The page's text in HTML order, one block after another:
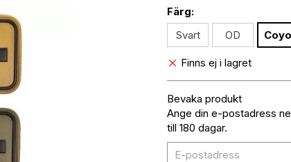
Färg:
Svart
OD
Finns ej i lagret
Bevaka produkt
Ange din e-postadress
till 180 dagar.